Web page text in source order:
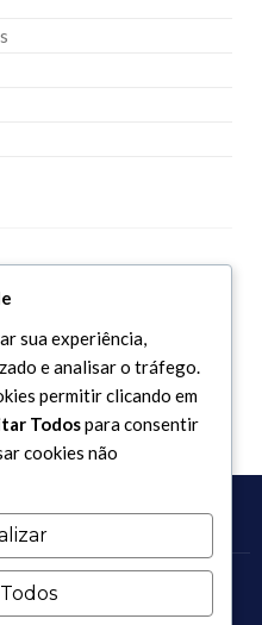
os direitos reservados.
sua experiência,
e analisar o tráfego.
permitir clicando em
Todospara consentir
cookies não